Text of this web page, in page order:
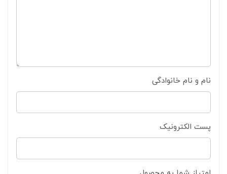
نام و نام خانوادگی
پست الکترونیک